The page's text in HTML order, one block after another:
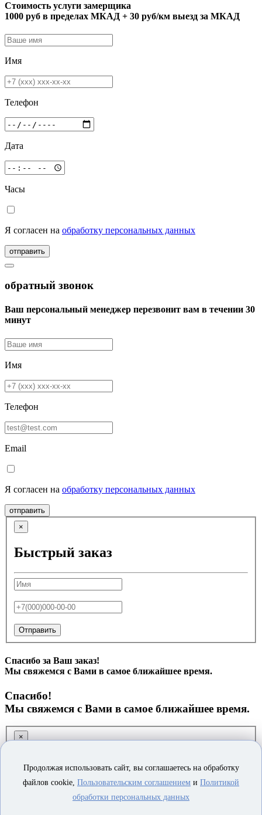
Стоимость услуги замерщика
1000 руб в пределах МКАД + 30 руб/км выезд за МКАД
Имя
Телефон
Дата
Часы
Я согласен на обработку персональных данных
отправить
обратный звонок
Ваш персональный менеджер перезвонит вам в течении 30
минут
Имя
Телефон
Email
Я согласен на обработку персональных данных
отправить
×
Быстрый заказ
Отправить
Спасибо за Ваш заказ!
Мы свяжемся с Вами в самое ближайшее время.
Спасибо!
Мы свяжемся с Вами в самое ближайшее время.
×
Заказ обратного звонка
Продолжая использовать сайт, вы соглашаетесь на обработку
файлов cookie, Пользовательским соглашением и Политикой
обработки персональных данных